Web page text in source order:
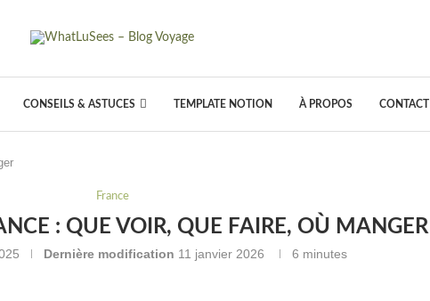
CONSEILS & ASTUCES TEMPLATE NOTION À PROPOS CONTACT
France
: QUE VOIR, QUE FAIRE, OÙ MANGER
Dernière modification 11 janvier 2026 6 minutes